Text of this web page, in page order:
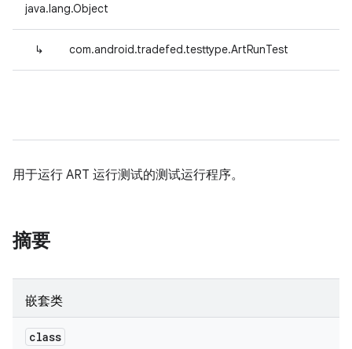
java.lang.Object
↳ com.android.tradefed.testtype.ArtRunTest
用于运行 ART 运行测试的测试运行程序。
摘要
嵌套类
class